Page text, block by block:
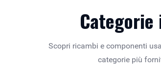
Categorie
Scopri ricambi e componenti
categorie più